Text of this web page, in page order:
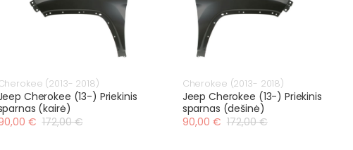
(2013- 2018)
Cherokee (13-) Priekinis
(kairė)
€ 172,00 €
Cherokee (2013- 2018)
Jeep Cherokee (13-) Priekinis
sparnas (dešinė)
90,00 € 172,00 €